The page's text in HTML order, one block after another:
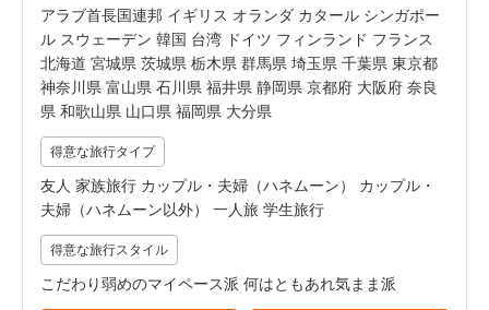
アラブ首長国連邦 イギリス オランダ カタール シンガポー
ル スウェーデン 韓国 台湾 ドイツ フィンランド フランス
北海道 宮城県 茨城県 栃木県 群馬県 埼玉県 千葉県 東京都
神奈川県 富山県 石川県 福井県 静岡県 京都府 大阪府 奈良
県 和歌山県 山口県 福岡県 大分県
得意な旅行タイプ
友人 家族旅行 カップル・夫婦（ハネムーン） カップル・
夫婦（ハネムーン以外） 一人旅 学生旅行
得意な旅行スタイル
こだわり弱めのマイペース派 何はともあれ気まま派